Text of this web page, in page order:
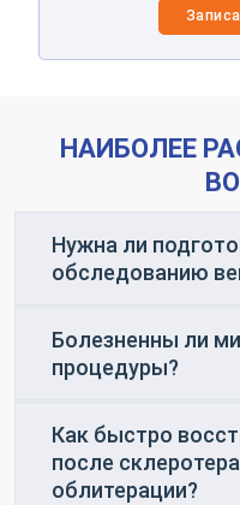
НАИБОЛЕЕ
Нужна ли
обследованию
Болезненны ли
процедуры?
Как быстро
после
облитерации?